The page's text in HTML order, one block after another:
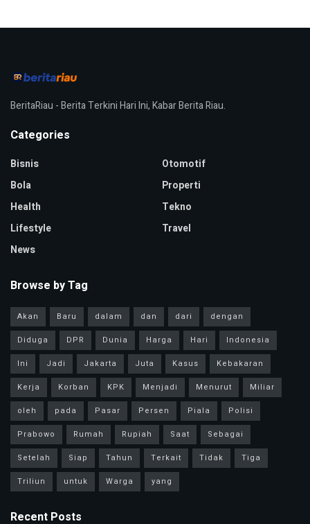
BeritaRiau - Berita Terkini Hari Ini, Kabar Berita Riau.
Categories
Bisnis
Bola
Health
Lifestyle
News
Otomotif
Properti
Tekno
Travel
Browse by Tag
Akan Baru dalam dan dari
dengan
Diduga
DPR Dunia Harga Hari
Indonesia
Ini
Jadi Jakarta Juta Kasus
Kebakaran
Kerja
Korban KPK Menjadi Menurut
Miliar
oleh
pada Pasar Persen Piala
Polisi
Prabowo
Rumah Rupiah Saat
Sebagai
Setelah
Siap Tahun Terkait Tidak
Tiga
Triliun
untuk Warga yang
Recent Posts